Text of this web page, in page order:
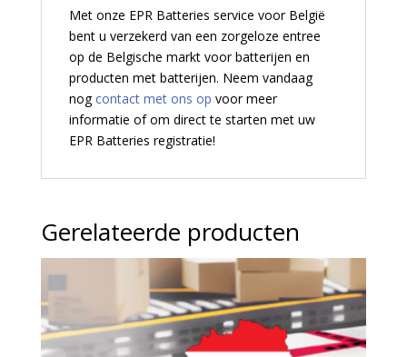
Met onze EPR Batteries service voor België
bent u verzekerd van een zorgeloze entree
op de Belgische markt voor batterijen en
producten met batterijen. Neem vandaag
nogcontact met ons op voor meer
informatie of om direct te starten met uw
EPR Batteries registratie!
Gerelateerde producten